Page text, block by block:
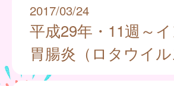
2017/03/24
平成29年・11週～
胃腸炎（ロタウイ